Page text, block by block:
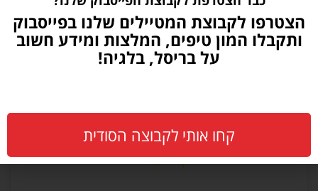
בריסל שוק – שווקים בבריסל
קרא עוד >>
הצטרפו לקבוצת המטיילים שלנו בפייסבוק
ותקבלו המון טיפים, המלצות ומידע חשוב
על בריסל, בלגיה!
קחו אותי לקבוצה הסודית